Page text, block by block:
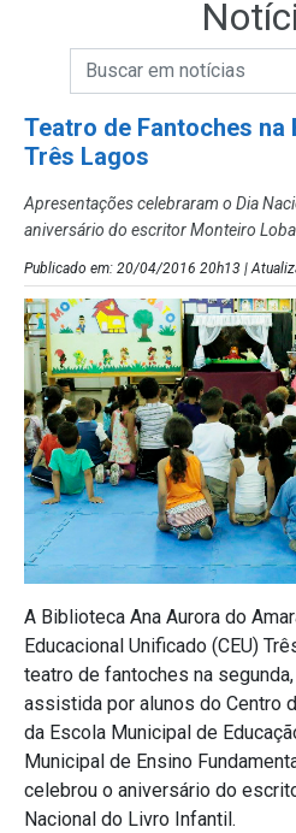
Campo de
Campo de Busca de
Teatro de Fantoches na
Três Lagos
Apresentações celebraram o Dia
aniversário do escritor Monteiro
Publicado em: 20/04/2016 20h13 |
A Biblioteca Ana Aurora do
Educacional Unificado (CEU)
teatro de fantoches na
assistida por alunos do Centro
da Escola Municipal de
Municipal de Ensino
celebrou o aniversário do
Nacional do Livro Infantil.